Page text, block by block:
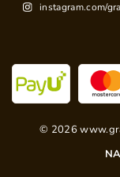
instagram.com/
© 2026